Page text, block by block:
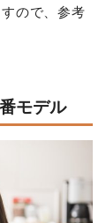
ので、参考
モデル